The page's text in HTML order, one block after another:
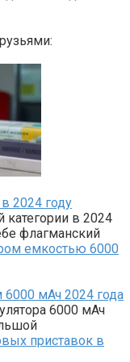
2024 году
в 2024
флагманский
мАч 2024 года
6000 мАч